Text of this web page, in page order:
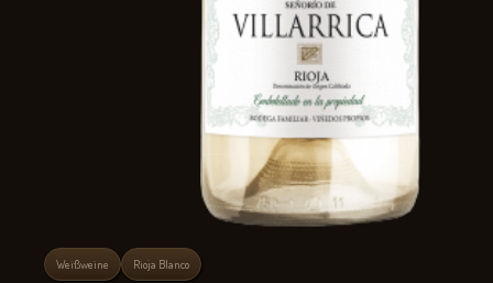
Weißweine Rioja Blanco